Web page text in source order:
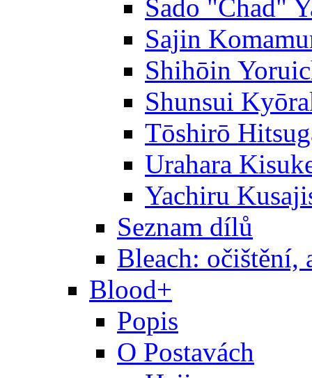
Sado "Chad"
Sajin
Shihōin
Shunsui
Tōshirō
Urahara
Yachiru
Seznam dílů
Bleach: očištění,
Blood+
Popis
O Postavách